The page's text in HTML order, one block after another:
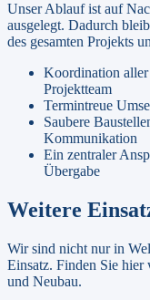
Unser Ablauf ist auf
ausgelegt. Dadurch
des gesamten Projekts
Koordination aller
Projektteam
Termintreue
Saubere
Kommunikation
Ein zentraler
Übergabe
Weitere
Wir sind nicht nur in
Einsatz. Finden Sie hier
und Neubau.